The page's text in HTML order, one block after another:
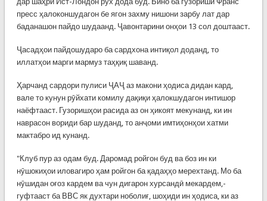
пресс ҳалоконшудагон бе ягон захму нишони зарбу лат дар
баданашон пайдо шудаанд. Ҷавонтарини онҳои 13 сол доштааст.
Ҷасадҳои пайдошударо ба сардхона интиқол доданд, то
иллатҳои марги мармуз таҳқиқ шаванд.
Ҳарчанд сардори пулиси ҶАҶ аз макони ҳодиса дидан кард,
вале то кунун рӯйхати комилу дақиқи ҳалокшудагон интишор
наёфтааст. Гузоришҳои расида аз он ҳикоят мекунанд, ки ин
наврасон вориди бар шуданд, то анҷоми имтиҳонҳои хатми
мактабро ид кунанд.
"Клуб пур аз одам буд. Даромад ройгон буд ва боз ин ки
нӯшокиҳои иловагиро ҳам ройгон ба қадаҳҳо мерехтанд. Мо ба
нӯшидан оғоз кардем ва чун дигарон хурсандӣ мекардем,-
гуфтааст ба ВВС як духтари ноболиғ, шоҳиди ин ҳодиса, ки аз